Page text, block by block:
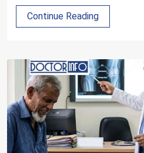
Continue Reading